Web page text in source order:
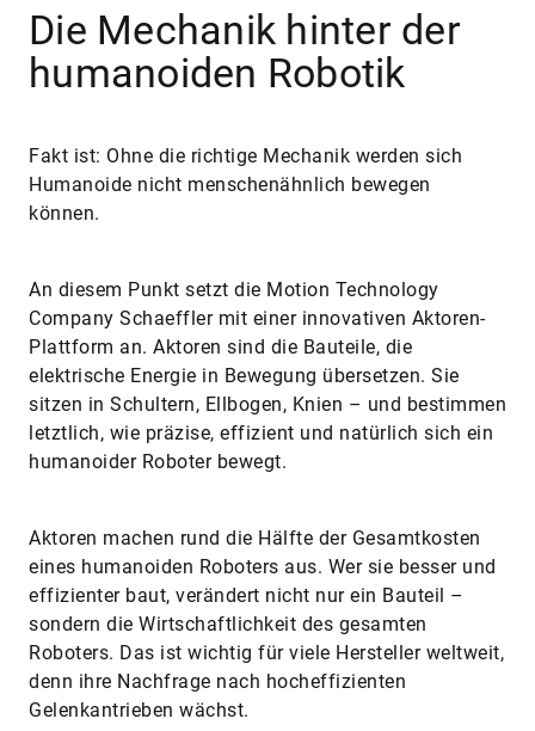
Die Mechanik hinter der
humanoiden Robotik
Fakt ist: Ohne die richtige Mechanik werden sich
Humanoide nicht menschenähnlich bewegen
können.
An diesem Punkt setzt die Motion Technology
Company Schaeffler mit einer innovativen Aktoren-
Plattform an. Aktoren sind die Bauteile, die
elektrische Energie in Bewegung übersetzen. Sie
sitzen in Schultern, Ellbogen, Knien – und bestimmen
letztlich, wie präzise, effizient und natürlich sich ein
humanoider Roboter bewegt.
Aktoren machen rund die Hälfte der Gesamtkosten
eines humanoiden Roboters aus. Wer sie besser und
effizienter baut, verändert nicht nur ein Bauteil –
sondern die Wirtschaftlichkeit des gesamten
Roboters. Das ist wichtig für viele Hersteller weltweit,
denn ihre Nachfrage nach hocheffizienten
Gelenkantrieben wächst.